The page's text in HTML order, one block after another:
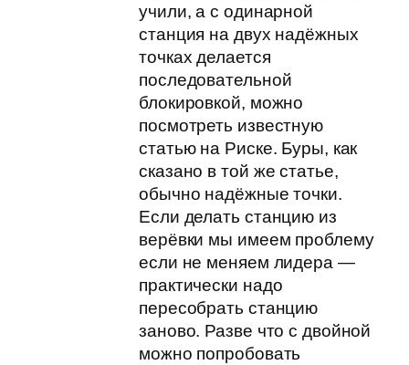
учили, а с одинарной
станция на двух надёжных
точках делается
последовательной
блокировкой, можно
посмотреть известную
статью на Риске. Буры, как
сказано в той же статье,
обычно надёжные точки.
Если делать станцию из
верёвки мы имеем проблему
если не меняем лидера —
практически надо
пересобрать станцию
заново. Разве что с двойной
можно попробовать